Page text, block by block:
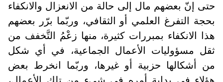
حتى إنّ بعضهم مال إلى حالة من الانعزال والانكفاء
بحجة التفرغ العلمي أو الثقافي، وربّما برّر بعضهم
هذا الانكفاء بمبررات كثيرة، منها زعْمُ التَّخفف من
ثقل مسؤوليات الأعمال الجماعية، في أي شكل
من أشكالها حزبية أو غيرها، وربّما انخرط بعض